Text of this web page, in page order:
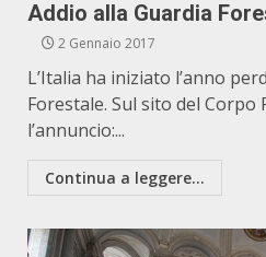
Addio alla Guardia
2 Gennaio 2017
L’Italia ha iniziato l’anno
Forestale. Sul sito del Corpo
l’annuncio:...
Continua a leggere...